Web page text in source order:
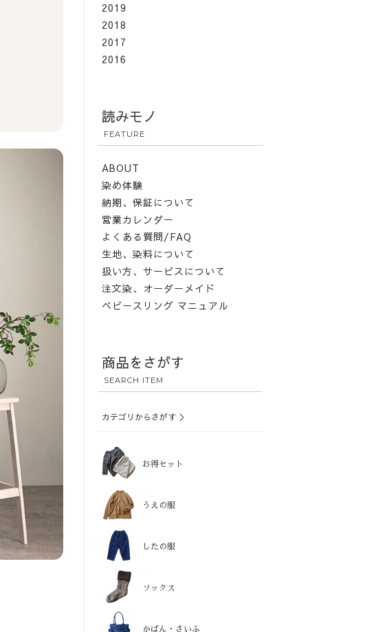
2019
2018
2017
2016
読みモノ
FEATURE
ABOUT
染め体験
納期、保証について
営業カレンダー
よくある質問/FAQ
生地、染料について
扱い方、サービスについて
注文染、オーダーメイド
ベビースリング マニュアル
商品をさがす
SEARCH ITEM
カテゴリからさがす ＞
お得セット
うえの服
したの服
ソックス
かばん・さいふ